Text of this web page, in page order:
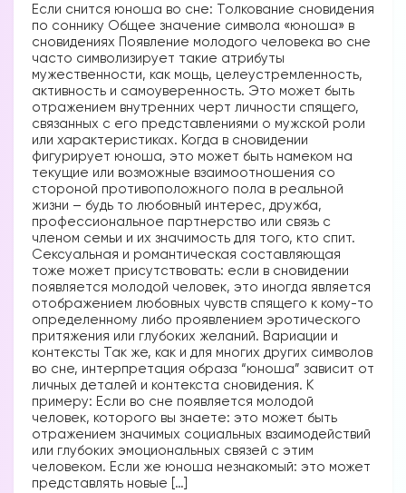
Если снится юноша во сне: Толкование сновидения
по соннику Общее значение символа «юноша» в
сновидениях Появление молодого человека во сне
часто символизирует такие атрибуты
мужественности, как мощь, целеустремленность,
активность и самоуверенность. Это может быть
отражением внутренних черт личности спящего,
связанных с его представлениями о мужской роли
или характеристиках. Когда в сновидении
фигурирует юноша, это может быть намеком на
текущие или возможные взаимоотношения со
стороной противоположного пола в реальной
жизни – будь то любовный интерес, дружба,
профессиональное партнерство или связь с
членом семьи и их значимость для того, кто спит.
Сексуальная и романтическая составляющая
тоже может присутствовать: если в сновидении
появляется молодой человек, это иногда является
отображением любовных чувств спящего к кому-то
определенному либо проявлением эротического
притяжения или глубоких желаний. Вариации и
контексты Так же, как и для многих других символов
во сне, интерпретация образа “юноша” зависит от
личных деталей и контекста сновидения. К
примеру: Если во сне появляется молодой
человек, которого вы знаете: это может быть
отражением значимых социальных взаимодействий
или глубоких эмоциональных связей с этим
человеком. Если же юноша незнакомый: это может
представлять новые […]